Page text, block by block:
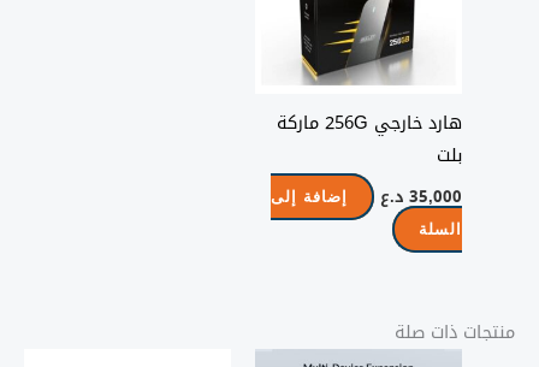
هارد خارجي 256G ماركة
بلت
35,000 د.ع
إضافة إلى
السلة
منتجات ذات صلة